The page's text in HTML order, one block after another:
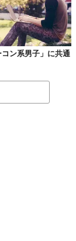
コン系男子」に共通